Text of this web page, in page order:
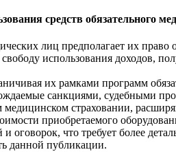
средств обязательного
лиц предполагает их право
использования доходов,
их рамками программ
санкциями, судебными
страховании,
приобретаемого
что требует более
данной публикации.